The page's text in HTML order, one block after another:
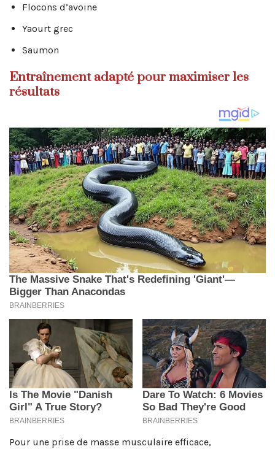
Flocons d’avoine
Yaourt grec
Saumon
Entraînement adapté pour maximiser les
résultats
Pour une prise de masse musculaire efficace,